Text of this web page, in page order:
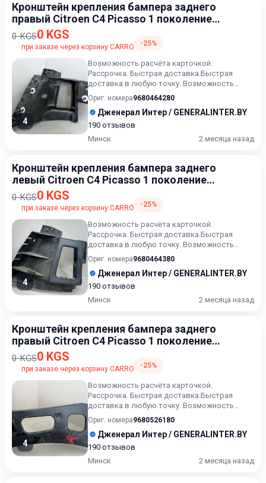
Кронштейн крепления бампера заднего
правый Citroen C4 Picasso 1 поколение
2006-2013
0 KGS0 KGS
при заказе через корзину CARRO -25%
4
Возможность расчёта карточкой.
Рассрочка. Быстрая доставка.Быстрая
доставка в любую точку. Возможность
расчета карточкой. Рассрочка. Проверк...
Ориг. номера9680464280
Дженерал Интер / GENERALINTER.BY
190 отзывов
Минск
2 месяца назад
Кронштейн крепления бампера заднего
левый Citroen C4 Picasso 1 поколение
2006-2013
0 KGS0 KGS
при заказе через корзину CARRO -25%
4
Возможность расчёта карточкой.
Рассрочка. Быстрая доставка.Быстрая
доставка в любую точку. Возможность
расчета карточкой. Рассрочка. Проверк...
Ориг. номера9680464380
Дженерал Интер / GENERALINTER.BY
190 отзывов
Минск
2 месяца назад
Кронштейн крепления бампера заднего
правый Citroen C4 Picasso 1 поколение
2006-2013
0 KGS0 KGS
при заказе через корзину CARRO -25%
4
Возможность расчёта карточкой.
Рассрочка. Быстрая доставка.Быстрая
доставка в любую точку. Возможность
расчета карточкой. Рассрочка. Проверк...
Ориг. номера9680526180
Дженерал Интер / GENERALINTER.BY
190 отзывов
Минск
2 месяца назад